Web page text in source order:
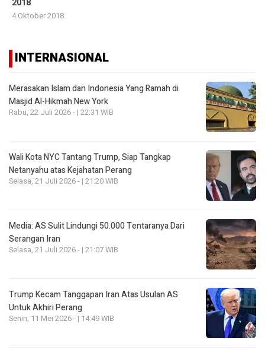
4 Oktober 2018
INTERNASIONAL
Merasakan Islam dan Indonesia Yang Ramah di
Masjid Al-Hikmah New York
Rabu, 22 Juli 2026 - | 22:31 WIB
Wali Kota NYC Tantang Trump, Siap Tangkap
Netanyahu atas Kejahatan Perang
Selasa, 21 Juli 2026 - | 21:20 WIB
Media: AS Sulit Lindungi 50.000 Tentaranya Dari
Serangan Iran
Selasa, 21 Juli 2026 - | 21:07 WIB
Trump Kecam Tanggapan Iran Atas Usulan AS
Untuk Akhiri Perang
Senin, 11 Mei 2026 - | 14:49 WIB